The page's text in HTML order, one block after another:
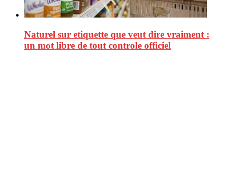
Naturel sur etiquette que veut dire vraiment :
un mot libre de tout controle officiel